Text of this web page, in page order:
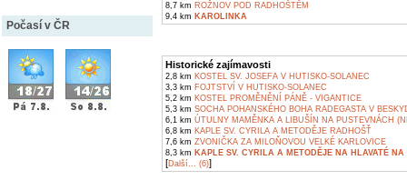
Počasí v ČR
8,7 km ROŽNOV POD RADHOŠTĚM
9,4 km KAROLINKA
Historické zajímavosti
2,8 km KOSTEL SV. JOSEFA V HUTISKO-SOLANEC
3,3 km FOJTSTVÍ V HUTISKO-SOLANEC
5,2 km KOSTEL PROMĚNĚNÍ PÁNĚ - VIGANTICE
5,3 km SOCHA POHANSKÉHO BOHA RADEGASTA V
6,1 km ÚTULNY MAMĚNKA A LIBUŠÍN NA PUSTEVNÁCH
6,8 km KAPLE SV. CYRILA A METODĚJE RADHOŠŤ
7,6 km ZVONIČKA ZA MILOŇOVOU VELKÉ KARLOVICE
8,3 km KAPLE SV. CYRILA A METODĚJE NA HLAVATÉ NA
[Další... (6)]